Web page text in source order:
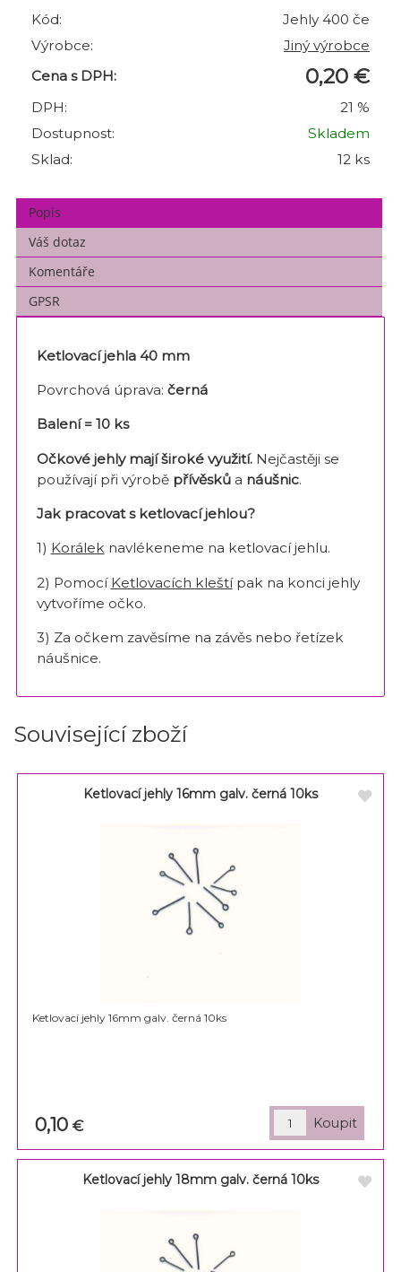
Kód:
Jehly 400 če
Výrobce:
Jiný výrobce
Cena s DPH:
0,20 €
DPH:
21 %
Dostupnost:
Skladem
Sklad:
12 ks
Popis
Váš dotaz
Komentáře
GPSR
Ketlovací jehla 40 mm
Povrchová úprava: černá
Balení = 10 ks
Očkové jehly mají široké využití. Nejčastěji se
používají při výroběpřívěsků a náušnic.
Jak pracovat s ketlovací jehlou?
1) Koráleknavlékeneme na ketlovací jehlu.
2) Pomocí Ketlovacích kleštípak na konci jehly
vytvoříme očko.
3) Za očkem zavěsíme na závěs nebo řetízek
náušnice.
Související zboží
Ketlovací jehly 16mm galv. černá 10ks
Ketlovací jehly 16mm galv. černá 10ks
0,10€
Ketlovací jehly 18mm galv. černá 10ks